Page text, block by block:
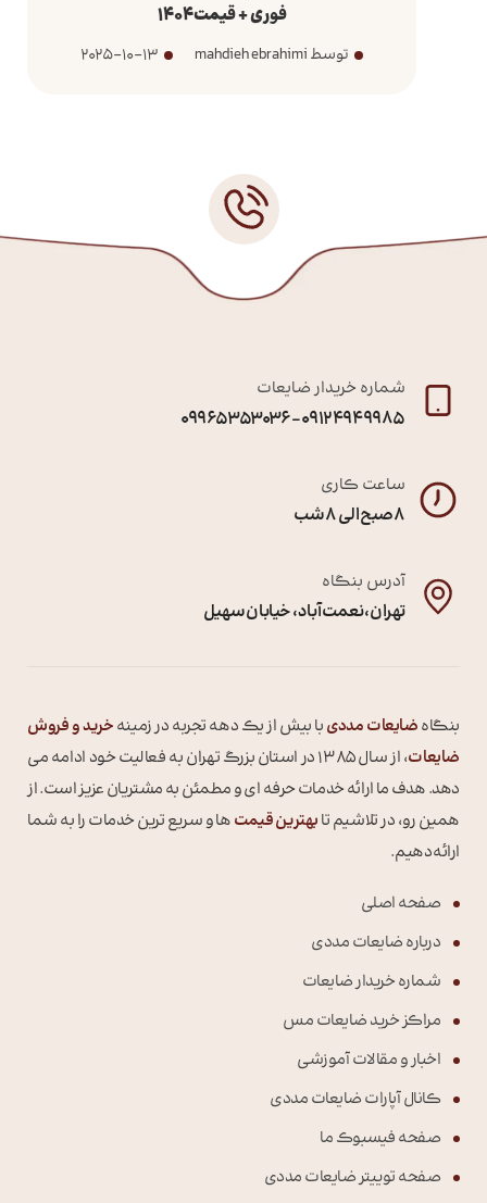
فوری + قیمت1404
توسط mahdieh ebrahimi 2025-10-13
شماره خریدار ضایعات
09124949985 – 09965353036
ساعت کاری
8 صبح الی 8 شب
آدرس بنگاه
تهران ، نعمت آباد ، خیابان سهیل
بنگاهضایعات مددیبا بیش از یک دهه تجربه در زمینهخرید و فروش
ضایعات
، از سال 1385 در استان بزرگ تهران به فعالیت خود ادامه می
دهد. هدف ما ارائه خدمات حرفه ای و مطمئن به مشتریان عزیز است. از
همین رو، در تلاشیم تابهترین قیمتها و سریع ترین خدمات را به شما
ارائه دهیم.
صفحه اصلی
درباره ضایعات مددی
شماره خریدار ضایعات
مراکز خرید ضایعات مس
اخبار و مقالات آموزشی
کانال آپارات ضایعات مددی
صفحه فیسبوک ما
صفحه توییتر ضایعات مددی